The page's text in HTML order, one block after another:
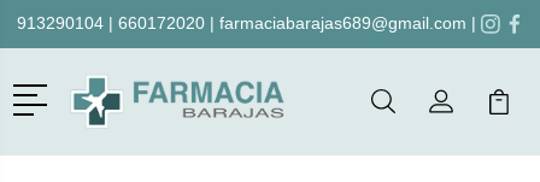
913290104| 660172020| farmaciabarajas689@gmail.com |
Menú
BuscarMi Cuenta
Mi